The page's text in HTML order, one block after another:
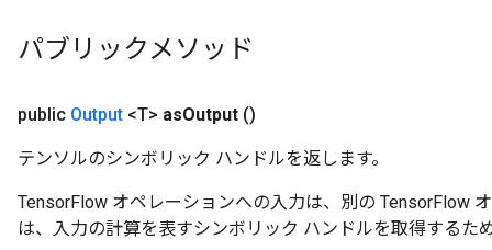
パブリックメソッド
public Output <T> asOutput ()
テンソルのシンボリック ハンドルを返します。
TensorFlow オペレーションへの入力は、別の TensorFlow
は、入力の計算を表すシンボリック ハンドルを取得するた